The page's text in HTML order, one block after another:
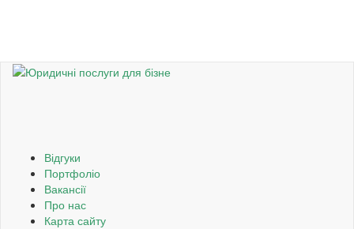
Відгуки
Портфоліо
Вакансії
Про нас
Карта сайту